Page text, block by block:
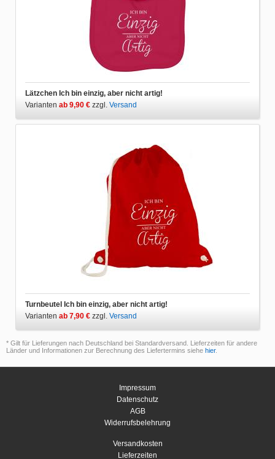
Lätzchen Ich bin einzig, aber nicht artig!
Varianten ab 9,90 € zzgl. Versand
Turnbeutel Ich bin einzig, aber nicht artig!
Varianten ab 7,90 € zzgl. Versand
* Gilt für Lieferungen nach Deutschland bei Standardversand. Lieferzeiten für andere
Länder und Informationen zur Berechnung des Liefertermins siehe hier.
Impressum
Datenschutz
AGB
Widerrufsbelehrung
Versandkosten
Lieferzeiten